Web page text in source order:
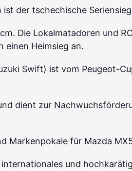
der tschechische
Die Lokalmatadoren und
einen Heimsieg an.
Swift) ist vom Peugeot-
dient zur
Markenpokale für Mazda
und